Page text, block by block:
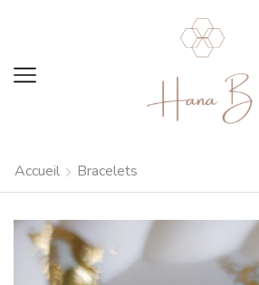
Accueil Bracelets